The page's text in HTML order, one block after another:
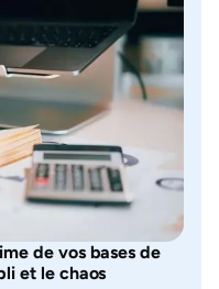
de vos bases de
et le chaos